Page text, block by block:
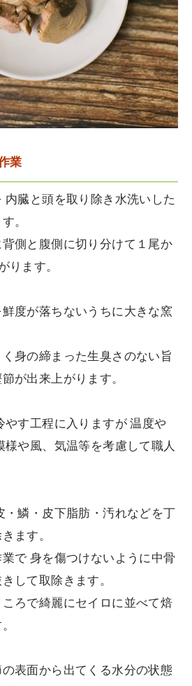
業
内臓と頭を取り除き水洗いした
。
側と腹側に切り分けて１尾か
ります。
度が落ちないうちに大きな窯
身の締まった生臭さのない旨
が出来上がります。
やす工程に入りますが 温度や
様や風、気温等を考慮して職人
鱗・皮下脂肪・汚れなどを丁
ます。
で 身を傷つけないように中骨
して取除きます。
ろで綺麗にセイロに並べて焙
表面から出てくる水分の状態